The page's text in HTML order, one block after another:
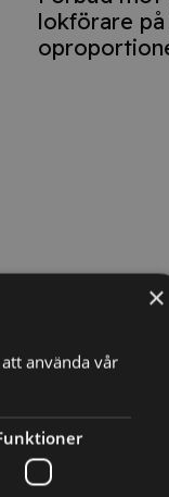
lokförare
×
använda vår